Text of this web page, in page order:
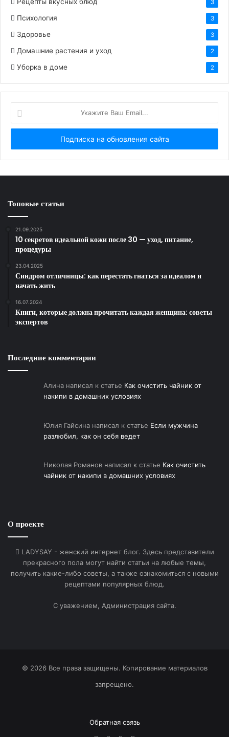
Рецепты вкусных блюд 3
Психология 3
Здоровье 3
Домашние растения и уход 2
Уборка в доме 2
а
и
т
ш
E
m
Топовые статьи
21.09.2025
10 секретов идеальной кожи после 30 — уход, питание,
процедуры
23.04.2025
Синдром отличницы: как перестать гнаться за идеалом и
начать жить
16.07.2024
Книги, которые должна прочитать каждая женщина: советы
экспертов
Последние комментарии
Алина написал к статье Как очистить чайник от
накипи в домашних условиях
Юлия Гайсина написал к статье Если мужчина
разлюбил, как он себя ведет
Николая Романов написал к статье Как очистить
чайник от накипи в домашних условиях
О проекте
LADYSAY - женский интернет блог. Здесь представители
прекрасного пола могут найти статьи на любые темы,
получить какие-либо советы, а также ознакомиться с новыми
рецептами популярных блюд.
С уважением, Администрация сайта.
© 2026 Все права защищены. Копирование материалов
запрещено.
Обратная связь